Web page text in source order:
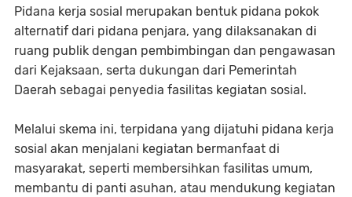
Pidana kerja sosial merupakan bentuk pidana pokok
alternatif dari pidana penjara, yang dilaksanakan di
ruang publik dengan pembimbingan dan pengawasan
dari Kejaksaan, serta dukungan dari Pemerintah
Daerah sebagai penyedia fasilitas kegiatan sosial.
Melalui skema ini, terpidana yang dijatuhi pidana kerja
sosial akan menjalani kegiatan bermanfaat di
masyarakat, seperti membersihkan fasilitas umum,
membantu di panti asuhan, atau mendukung kegiatan